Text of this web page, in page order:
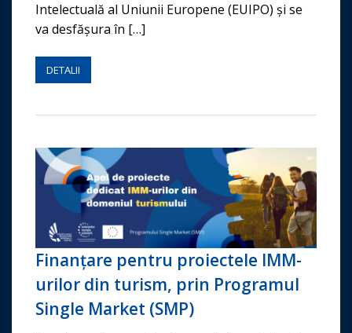
Intelectuală al Uniunii Europene (EUIPO) și se
va desfășura în […]
DETALII
Finanțare pentru proiectele IMM-
urilor din turism, prin Programul
Single Market (SMP)